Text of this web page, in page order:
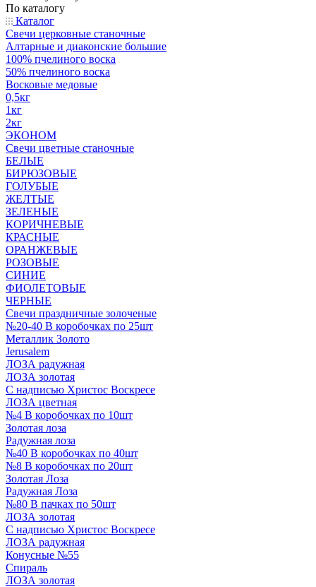
По каталогу
Каталог
Свечи церковные станочные
Алтарные и диаконские большие
100% пчелиного воска
50% пчелиного воска
Восковые медовые
0,5кг
1кг
2кг
ЭКОНОМ
Свечи цветные станочные
БЕЛЫЕ
БИРЮЗОВЫЕ
ГОЛУБЫЕ
ЖЕЛТЫЕ
ЗЕЛЕНЫЕ
КОРИЧНЕВЫЕ
КРАСНЫЕ
ОРАНЖЕВЫЕ
РОЗОВЫЕ
СИНИЕ
ФИОЛЕТОВЫЕ
ЧЕРНЫЕ
Свечи праздничные золоченые
№20-40 В коробочках по 25шт
Металлик Золото
Jerusalem
ЛОЗА радужная
ЛОЗА золотая
С надписью Христос Воскресе
ЛОЗА цветная
№4 В коробочках по 10шт
Золотая лоза
Радужная лоза
№40 В коробочках по 40шт
№8 В коробочках по 20шт
Золотая Лоза
Радужная Лоза
№80 В пачках по 50шт
ЛОЗА золотая
С надписью Христос Воскресе
ЛОЗА радужная
Конусные №55
Спираль
ЛОЗА золотая